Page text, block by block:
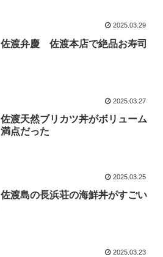
2025.03.29
佐渡弁慶 佐渡本店で絶品お寿司
2025.03.27
佐渡天然ブリカツ丼がボリューム
満点だった
2025.03.25
佐渡島の長浜荘の海鮮丼がすごい
2025.03.23